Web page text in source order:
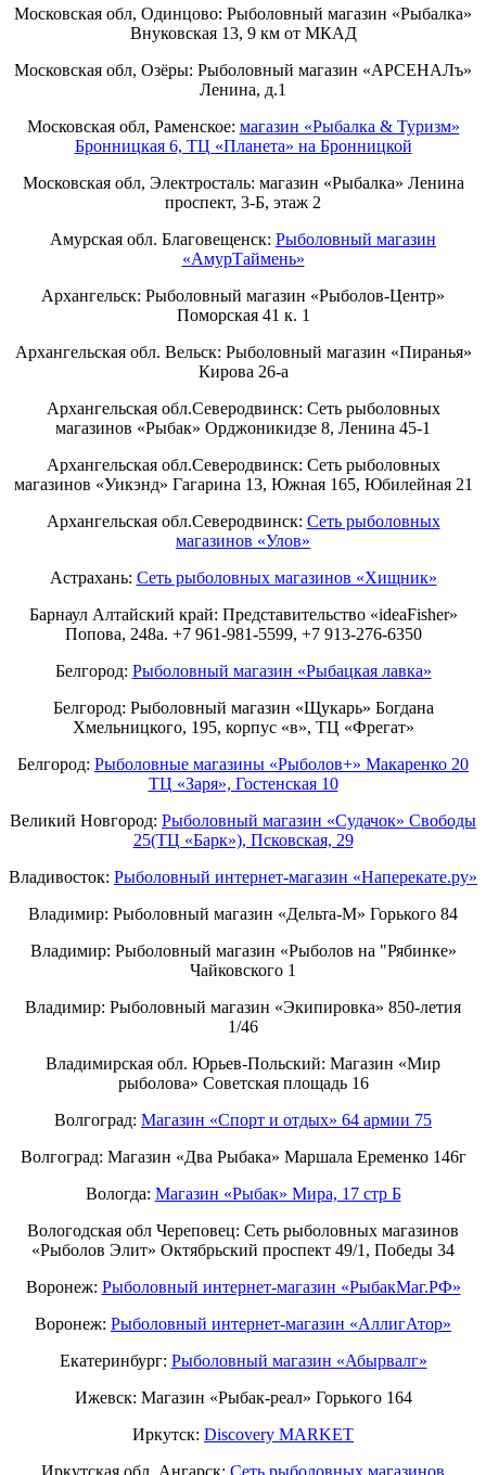
Московская обл, Одинцово: Рыболовный магазин «Рыбалка»
Внуковская 13, 9 км от МКАД
Московская обл, Озёры: Рыболовный магазин «АРСЕНАЛъ»
Ленина, д.1
Московская обл, Раменское: магазин «Рыбалка & Туризм»
Бронницкая 6, ТЦ «Планета» на Бронницкой
Московская обл, Электросталь: магазин «Рыбалка» Ленина
проспект, 3-Б, этаж 2
Амурская обл. Благовещенск: Рыболовный магазин
«АмурТаймень»
Архангельск: Рыболовный магазин «Рыболов-Центр»
Поморская 41 к. 1
Архангельская обл. Вельск: Рыболовный магазин «Пиранья»
Кирова 26-а
Архангельская обл.Северодвинск: Сеть рыболовных
магазинов «Рыбак» Орджоникидзе 8, Ленина 45-1
Архангельская обл.Северодвинск: Сеть рыболовных
магазинов «Уикэнд» Гагарина 13, Южная 165, Юбилейная 21
Архангельская обл.Северодвинск: Сеть рыболовных
магазинов «Улов»
Астрахань: Сеть рыболовных магазинов «Хищник»
Барнаул Алтайский край: Представительство «ideaFisher»
Попова, 248а. +7 961-981-5599, +7 913-276-6350
Белгород: Рыболовный магазин «Рыбацкая лавка»
Белгород: Рыболовный магазин «Щукарь» Богдана
Хмельницкого, 195, корпус «в», ТЦ «Фрегат»
Белгород: Рыболовные магазины «Рыболов+» Макаренко 20
ТЦ «Заря», Гостенская 10
Великий Новгород: Рыболовный магазин «Судачок» Свободы
25(ТЦ «Барк»), Псковская, 29
Владивосток: Рыболовный интернет-магазин «Наперекате.ру»
Владимир: Рыболовный магазин «Дельта-М» Горького 84
Владимир: Рыболовный магазин «Рыболов на "Рябинке»
Чайковского 1
Владимир: Рыболовный магазин «Экипировка» 850-летия
1/46
Владимирская обл. Юрьев-Польский: Магазин «Мир
рыболова» Советская площадь 16
Волгоград: Магазин «Спорт и отдых» 64 армии 75
Волгоград: Магазин «Два Рыбака» Маршала Еременко 146г
Вологда: Магазин «Рыбак» Мира, 17 стр Б
Вологодская обл Череповец: Сеть рыболовных магазинов
«Рыболов Элит» Октябрьский проспект 49/1, Победы 34
Воронеж: Рыболовный интернет-магазин «РыбакМаг.РФ»
Воронеж: Рыболовный интернет-магазин «АллигАтор»
Екатеринбург: Рыболовный магазин «Абырвалг»
Ижевск: Магазин «Рыбак-реал» Горького 164
Иркутск: Discovery MARKET
Иркутская обл. Ангарск: Сеть рыболовных магазинов